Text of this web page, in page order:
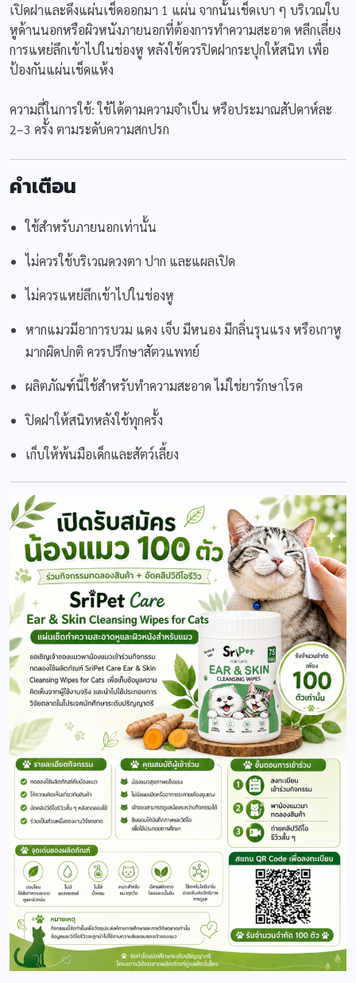
เปิดฝาและดึงแผ่นเช็ดออกมา 1 แผ่น จากนั้นเช็ดเบา ๆ บริเวณใบ
หูด้านนอกหรือผิวหนังภายนอกที่ต้องการทำความสะอาด หลีกเลี่ยง
การแหย่ลึกเข้าไปในช่องหู หลังใช้ควรปิดฝากระปุกให้สนิท เพื่อ
ป้องกันแผ่นเช็ดแห้ง
ความถี่ในการใช้: ใช้ได้ตามความจำเป็น หรือประมาณสัปดาห์ละ
2–3 ครั้ง ตามระดับความสกปรก
คำเตือน
ใช้สำหรับภายนอกเท่านั้น
ไม่ควรใช้บริเวณดวงตา ปาก และแผลเปิด
ไม่ควรแหย่ลึกเข้าไปในช่องหู
หากแมวมีอาการบวม แดง เจ็บ มีหนอง มีกลิ่นรุนแรง หรือเกาหู
มากผิดปกติ ควรปรึกษาสัตวแพทย์
ผลิตภัณฑ์นี้ใช้สำหรับทำความสะอาด ไม่ใช่ยารักษาโรค
ปิดฝาให้สนิทหลังใช้ทุกครั้ง
เก็บให้พ้นมือเด็กและสัตว์เลี้ยง